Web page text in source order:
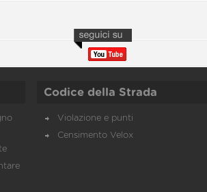
Codice della Strada
Violazione e punti
Censimento Velox